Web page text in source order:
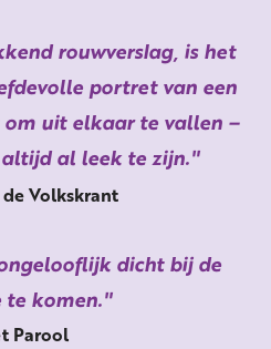
rouwverslag, is het
portret van een
uit elkaar te vallen –
al leek te zijn.
de Volkskrant
dicht bij de
komen.
Parool